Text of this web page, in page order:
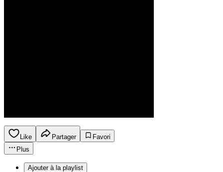
Like Partager
Favori
Plus
Ajouter à la playlist